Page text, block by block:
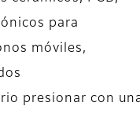
para
móviles,
presionar con